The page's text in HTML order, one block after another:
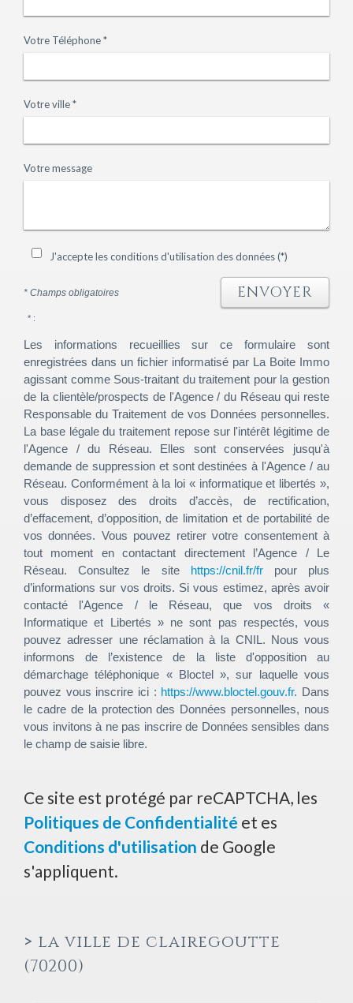
Votre Téléphone *
Votre ville *
Votre message
J'accepte les conditions d'utilisation des données (*)
* Champs obligatoires ENVOYER
* :
Les informations recueillies sur ce formulaire sont
enregistrées dans un fichier informatisé par La Boite Immo
agissant comme Sous-traitant du traitement pour la gestion
de la clientèle/prospects de l'Agence / du Réseau qui reste
Responsable du Traitement de vos Données personnelles.
La base légale du traitement repose sur l'intérêt légitime de
l'Agence / du Réseau. Elles sont conservées jusqu'à
demande de suppression et sont destinées à l'Agence / au
Réseau. Conformément à la loi « informatique et libertés »,
vous disposez des droits d’accès, de rectification,
d’effacement, d’opposition, de limitation et de portabilité de
vos données. Vous pouvez retirer votre consentement à
tout moment en contactant directement l’Agence / Le
Réseau. Consultez le site
https://cnil.fr/frpour plus
d’informations sur vos droits. Si vous estimez, après avoir
contacté l'Agence / le Réseau, que vos droits «
Informatique et Libertés » ne sont pas respectés, vous
pouvez adresser une réclamation à la CNIL. Nous vous
informons de l’existence de la liste d'opposition au
démarchage téléphonique « Bloctel », sur laquelle vous
pouvez vous inscrire ici : https://www.bloctel.gouv.fr. Dans
le cadre de la protection des Données personnelles, nous
vous invitons à ne pas inscrire de Données sensibles dans
le champ de saisie libre.
Ce site est protégé par reCAPTCHA, les
Politiques de Confidentialité et es
Conditions d'utilisation de Google
s'appliquent.
> la ville de clairegoutte
(70200)